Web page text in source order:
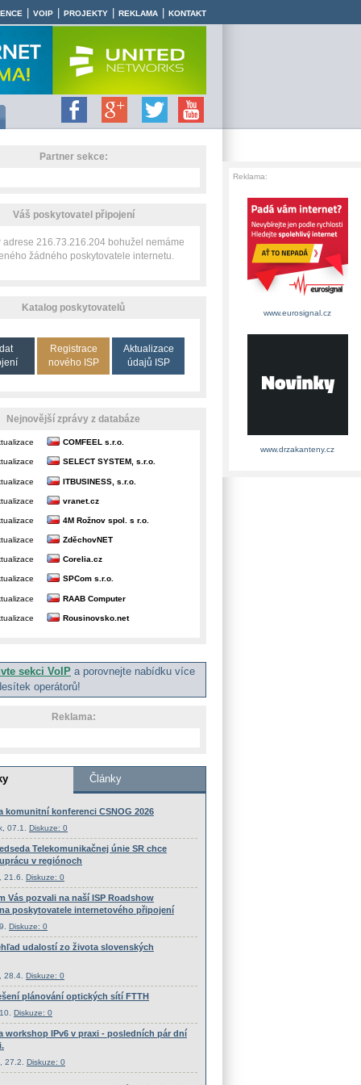
VOIP PROJEKTY REKLAMA KONTAKT
Partner sekce:
Váš poskytovatel připojení
adrese 216.73.216.204 bohužel nemáme
žádného poskytovatele internetu.
Katalog poskytovatelů
Registrace
nového ISP
Aktualizace
údajů ISP
Nejnovější zprávy z databáze
COMFEEL s.r.o.
SELECT SYSTEM, s.r.o.
ITBUSINESS, s.r.o.
vranet.cz
4M Rožnov spol. s r.o.
ZděchovNET
Corelia.cz
SPCom s.r.o.
RAAB Computer
Rousinovsko.net
sekci VoIP a porovnejte nabídku více
operátorů!
Reklama:
Reklama:
www.eurosignal.cz
www.drzakanteny.cz